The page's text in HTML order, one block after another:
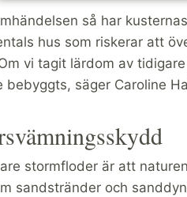
så har
hus som riskerar att
vi tagit lärdom av
säger Caroline
stormfloder är att
sandstränder och